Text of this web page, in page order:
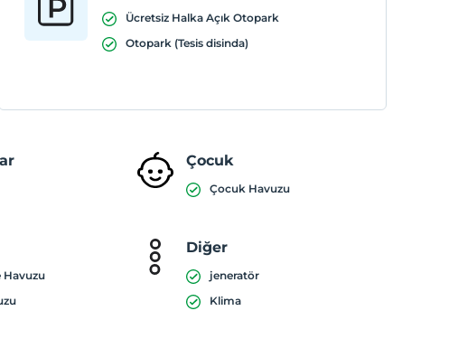
Ücretsiz Halka Açık Otopark
Otopark (Tesis disinda)
Çocuk
Çocuk Havuzu
Havuzu
Diğer
jeneratör
Klima